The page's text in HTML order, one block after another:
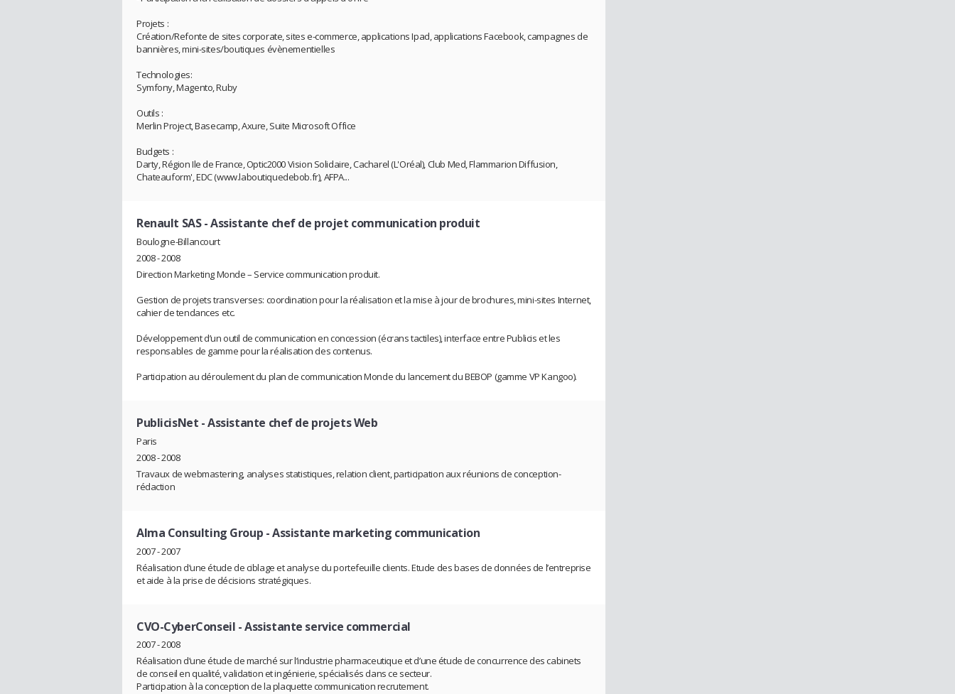
Projets :
Création/Refonte de sites corporate, sites e-commerce, applications Ipad, applications Facebook, campagnes de
bannières, mini-sites/boutiques évènementielles
Technologies:
Symfony, Magento, Ruby
Outils :
Merlin Project, Basecamp, Axure, Suite Microsoft Office
Budgets :
Darty, Région Ile de France, Optic2000 Vision Solidaire, Cacharel (L'Oréal), Club Med, Flammarion Diffusion,
Chateauform', EDC (www.laboutiquedebob.fr), AFPA...
Renault SAS- Assistante chef de projet communication produit
Boulogne-Billancourt
2008 - 2008
Direction Marketing Monde – Service communication produit.
Gestion de projets transverses: coordination pour la réalisation et la mise à jour de brochures, mini-sites Internet,
cahier de tendances etc.
Développement d’un outil de communication en concession (écrans tactiles), interface entre Publicis et les
responsables de gamme pour la réalisation des contenus.
Participation au déroulement du plan de communication Monde du lancement du BEBOP (gamme VP Kangoo).
PublicisNet - Assistante chef de projets Web
Paris
2008 - 2008
Travaux de webmastering, analyses statistiques, relation client, participation aux réunions de conception-
rédaction
Alma Consulting Group - Assistante marketing communication
2007 - 2007
Réalisation d’une étude de ciblage et analyse du portefeuille clients. Etude des bases de données de l’entreprise
et aide à la prise de décisions stratégiques.
CVO-CyberConseil - Assistante service commercial
2007 - 2008
Réalisation d’une étude de marché sur l’industrie pharmaceutique et d’une étude de concurrence des cabinets
de conseil en qualité, validation et ingénierie, spécialisés dans ce secteur.
Participation à la conception de la plaquette communication recrutement.